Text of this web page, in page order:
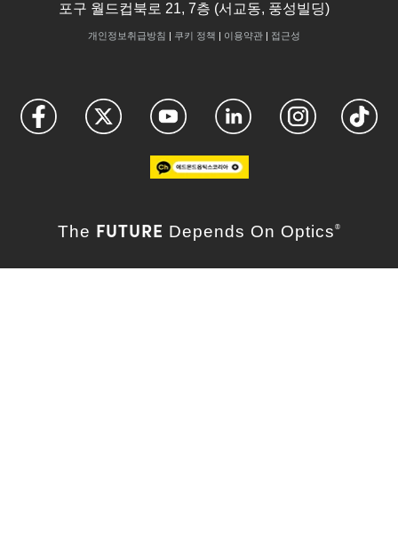
포구 월드컵북로 21, 7층 (서교동, 풍성빌딩)
개인정보취급방침 쿠키 정책 이용약관| 접근성
The FUTURE Depends On Optics ®